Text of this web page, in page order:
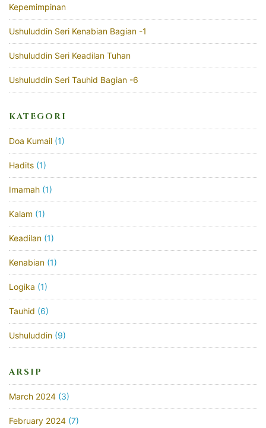
Kepemimpinan
Ushuluddin Seri Kenabian Bagian -1
Ushuluddin Seri Keadilan Tuhan
Ushuluddin Seri Tauhid Bagian -6
KATEGORI
Doa Kumail (1)
Hadits (1)
Imamah (1)
Kalam (1)
Keadilan (1)
Kenabian (1)
Logika (1)
Tauhid (6)
Ushuluddin (9)
ARSIP
March 2024 (3)
February 2024 (7)